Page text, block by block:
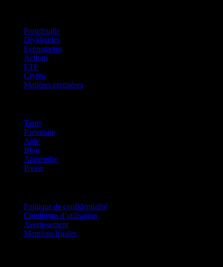
Portefeuille
Dividendes
Événements
Actions
ETF
Crypto
Matières premières
Tarifs
Partenaire
Aide
Blog
Apprendre
Presse
Politique de confidentialité
Conditions d’utilisation
Avertissement
Mentions légales